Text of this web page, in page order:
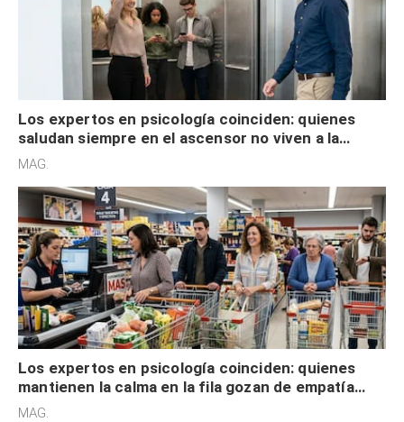
Los expertos en psicología coinciden: quienes
saludan siempre en el ascensor no viven a la
defensiva y tienen apertura social
MAG.
Los expertos en psicología coinciden: quienes
mantienen la calma en la fila gozan de empatía
cognitiva, gratitud y no solo tienen autocontrol
MAG.